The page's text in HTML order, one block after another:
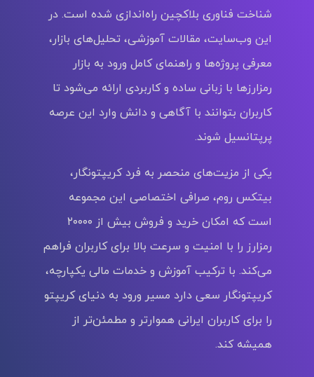
شناخت فناوری بلاکچین راه‌اندازی شده است. در
این وب‌سایت، مقالات آموزشی، تحلیل‌های بازار،
معرفی پروژه‌ها و راهنمای کامل ورود به بازار
رمزارزها با زبانی ساده و کاربردی ارائه می‌شود تا
کاربران بتوانند با آگاهی و دانش وارد این عرصه
پرپتانسیل شوند.
یکی از مزیت‌های منحصر به‌ فرد کریپتونگار،
بیتکس روم، صرافی اختصاصی این مجموعه
است که امکان خرید و فروش بیش از ۲۰۰۰۰
رمزارز را با امنیت و سرعت بالا برای کاربران فراهم
می‌کند. با ترکیب آموزش و خدمات مالی یکپارچه،
کریپتونگار سعی دارد مسیر ورود به دنیای کریپتو
را برای کاربران ایرانی هموارتر و مطمئن‌تر از
همیشه کند.